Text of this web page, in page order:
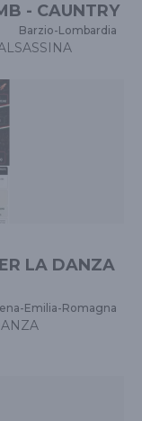
- CAUNTRY
Barzio-Lombardia
LA DANZA
-Emilia-Romagna